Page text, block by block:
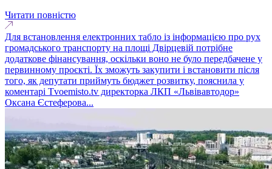
Читати повністю
Для встановлення електронних табло із інформацією про рух
громадського транспорту на площі Двірцевій потрібне
додаткове фінансування, оскільки воно не було передбачене у
первинному проєкті. Їх зможуть закупити і встановити після
того, як депутати приймуть бюджет розвитку, пояснила у
коментарі Тvoemisto.tv директорка ЛКП «Львівавтодор»
Оксана Єстеферова...